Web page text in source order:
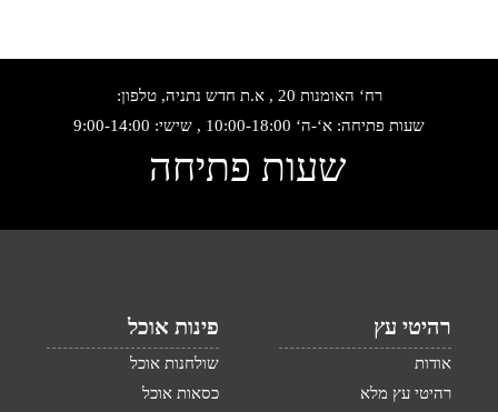
רח‘ האומנות 20 , א.ת חדש נתניה, טלפון:
שעות פתיחה: א‘-ה‘ 10:00-18:00 , שישי: 9:00-14:00
שעות פתיחה
רהיטי עץ
אודות
רהיטי עץ מלא
פינות אוכל
שולחנות אוכל
כסאות אוכל